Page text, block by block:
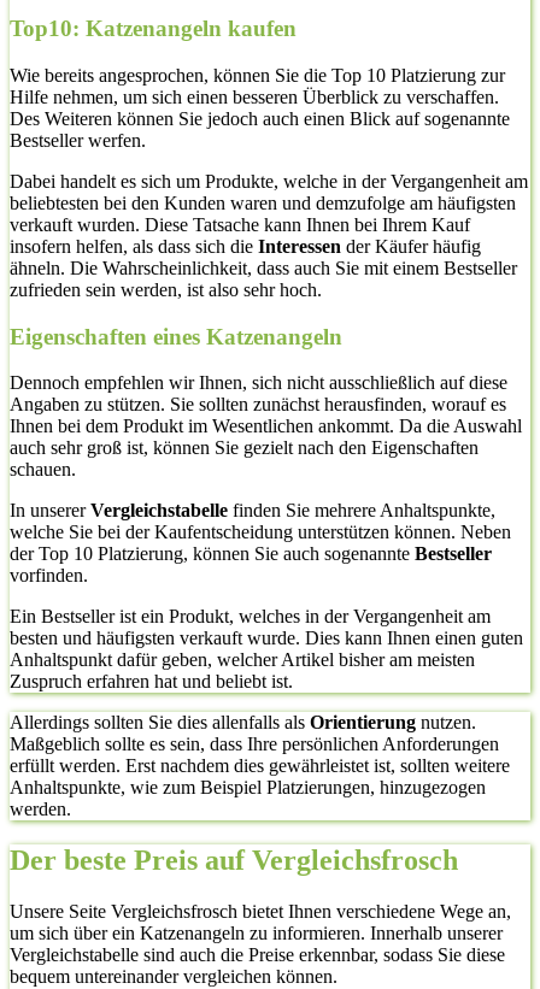
Top10: Katzenangeln kaufen
Wie bereits angesprochen, können Sie die Top 10 Platzierung zur
Hilfe nehmen, um sich einen besseren Überblick zu verschaffen.
Des Weiteren können Sie jedoch auch einen Blick auf sogenannte
Bestseller werfen.
Dabei handelt es sich um Produkte, welche in der Vergangenheit am
beliebtesten bei den Kunden waren und demzufolge am häufigsten
verkauft wurden. Diese Tatsache kann Ihnen bei Ihrem Kauf
insofern helfen, als dass sich die Interessen der Käufer häufig
ähneln. Die Wahrscheinlichkeit, dass auch Sie mit einem Bestseller
zufrieden sein werden, ist also sehr hoch.
Eigenschaften eines Katzenangeln
Dennoch empfehlen wir Ihnen, sich nicht ausschließlich auf diese
Angaben zu stützen. Sie sollten zunächst herausfinden, worauf es
Ihnen bei dem Produkt im Wesentlichen ankommt. Da die Auswahl
auch sehr groß ist, können Sie gezielt nach den Eigenschaften
schauen.
In unsererVergleichstabelle finden Sie mehrere Anhaltspunkte,
welche Sie bei der Kaufentscheidung unterstützen können. Neben
der Top 10 Platzierung, können Sie auch sogenannte Bestseller
vorfinden.
Ein Bestseller ist ein Produkt, welches in der Vergangenheit am
besten und häufigsten verkauft wurde. Dies kann Ihnen einen guten
Anhaltspunkt dafür geben, welcher Artikel bisher am meisten
Zuspruch erfahren hat und beliebt ist.
Allerdings sollten Sie dies allenfalls als Orientierung nutzen.
Maßgeblich sollte es sein, dass Ihre persönlichen Anforderungen
erfüllt werden. Erst nachdem dies gewährleistet ist, sollten weitere
Anhaltspunkte, wie zum Beispiel Platzierungen, hinzugezogen
werden.
Der beste Preis auf Vergleichsfrosch
Unsere Seite Vergleichsfrosch bietet Ihnen verschiedene Wege an,
um sich über ein Katzenangeln zu informieren. Innerhalb unserer
Vergleichstabelle sind auch die Preise erkennbar, sodass Sie diese
bequem untereinander vergleichen können.